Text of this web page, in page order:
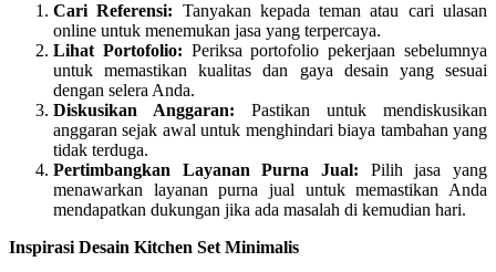
Cari Referensi: Tanyakan kepada teman atau cari ulasan
online untuk menemukan jasa yang terpercaya.
Lihat Portofolio: Periksa portofolio pekerjaan sebelumnya
untuk memastikan kualitas dan gaya desain yang sesuai
dengan selera Anda.
Diskusikan Anggaran: Pastikan untuk mendiskusikan
anggaran sejak awal untuk menghindari biaya tambahan yang
tidak terduga.
Pertimbangkan Layanan Purna Jual: Pilih jasa yang
menawarkan layanan purna jual untuk memastikan Anda
mendapatkan dukungan jika ada masalah di kemudian hari.
Inspirasi Desain Kitchen Set Minimalis